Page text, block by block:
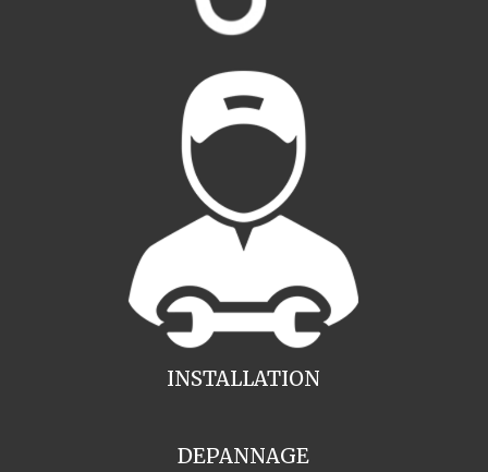
INSTALLATION
DEPANNAGE